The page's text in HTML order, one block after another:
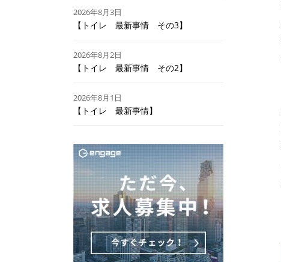
2026年8月3日
【トイレ 最新事情 その3】
2026年8月2日
【トイレ 最新事情 その2】
2026年8月1日
【トイレ 最新事情】